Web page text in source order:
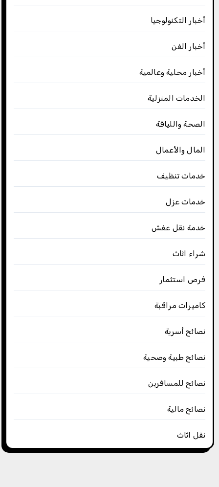
أخبار التكنولوجيا
أخبار الفن
أخبار محلية وعالمية
الخدمات المنزلية
الصحة واللياقة
المال والأعمال
خدمات تنظيف
خدمات عزل
خدمة نقل عفش
شراء اثاث
فرص استثمار
كاميرات مراقبة
نصائح أسرية
نصائح طبية وصحية
نصائح للمسافرين
نصائح مالية
نقل اثاث